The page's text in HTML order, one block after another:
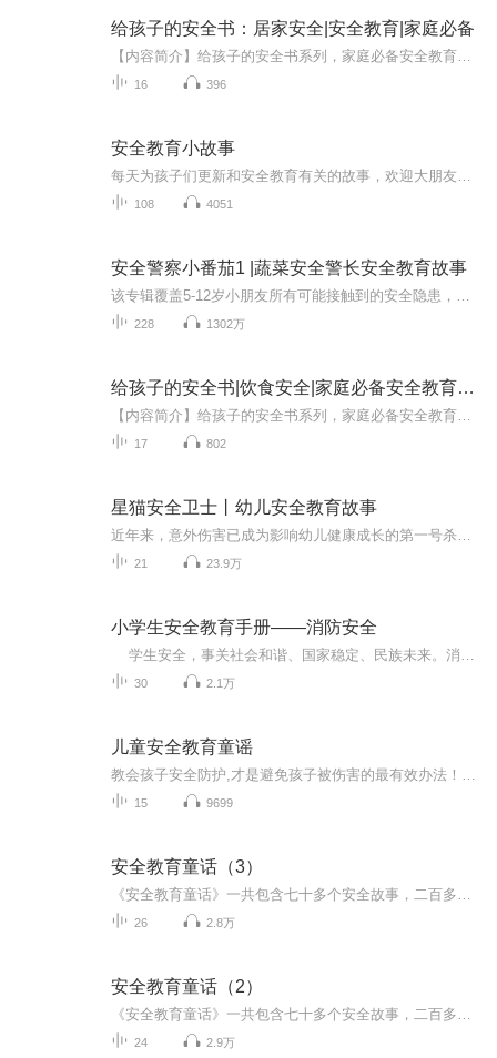
给孩子的安全书：居家安全|安全教育|家庭必备
16 396
安全教育小故事
108 4051
安全警察小番茄1 |蔬菜安全警长安全教育故事
228 1302万
给孩子的安全书|饮食安全|家庭必备安全教育丛书
17 802
星猫安全卫士丨幼儿安全教育故事
21 23.9万
小学生安全教育手册——消防安全
30 2.1万
儿童安全教育童谣
15 9699
安全教育童话（3）
26 2.8万
安全教育童话（2）
24 2.9万